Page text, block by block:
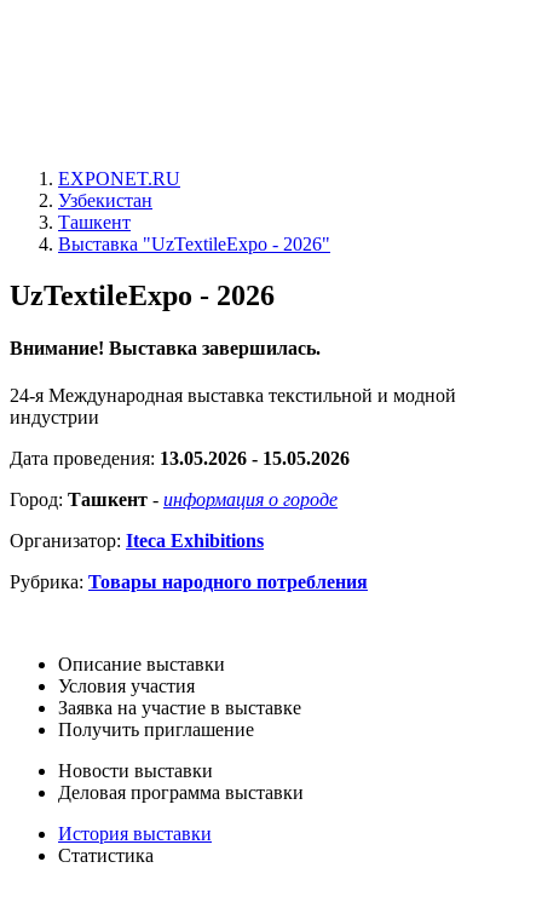
EXPONET.RU
Узбекистан
Ташкент
Выставка "UzTextileExpo - 2026"
UzTextileExpo - 2026
Внимание! Выставка завершилась.
24-я Международная выставка текстильной и модной
индустрии
Дата проведения: 13.05.2026 - 15.05.2026
Город: Ташкент - информация о городе
Организатор: Iteca Exhibitions
Рубрика: Товары народного потребления
Описание выставки
Условия участия
Заявка на участие в выставке
Получить приглашение
Новости выставки
Деловая программа выставки
История выставки
Статистика